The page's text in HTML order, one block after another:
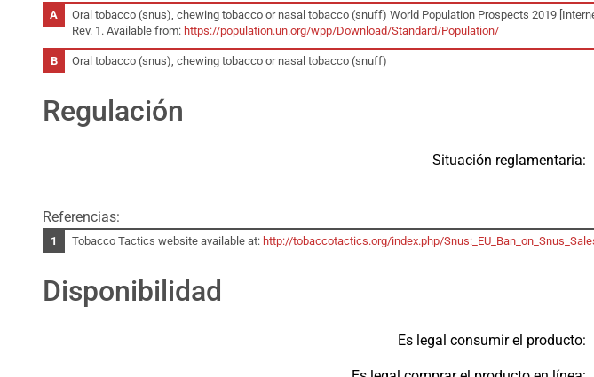
Oral tobacco (snus), chewing tobacco or nasal tobacco (snuff) World Population Prospects 2019
Rev. 1. Available from: https://population.un.org/wpp/Download/Standard/Population/
Oral tobacco (snus), chewing tobacco or nasal tobacco (snuff)
Regulación
Situación reglamentaria:
Referencias:
Tobacco Tactics website available at: http://tobaccotactics.org/index.php/
Disponibilidad
Es legal consumir el producto: